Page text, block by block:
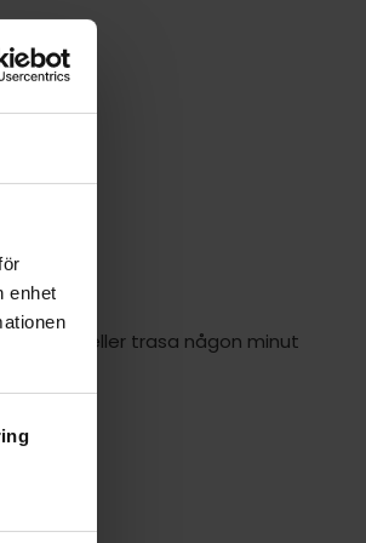
enhet
svamp eller trasa någon minut